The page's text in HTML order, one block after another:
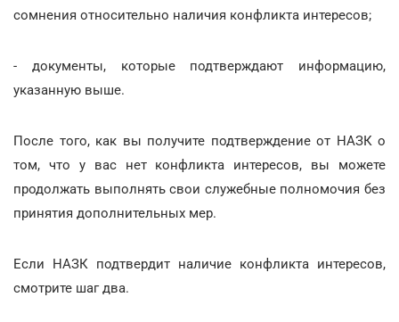
сомнения относительно наличия конфликта интересов;
- документы, которые подтверждают информацию,
указанную выше.
После того, как вы получите подтверждение от НАЗК о
том, что у вас нет конфликта интересов, вы можете
продолжать выполнять свои служебные полномочия без
принятия дополнительных мер.
Если НАЗК подтвердит наличие конфликта интересов,
смотрите шаг два.